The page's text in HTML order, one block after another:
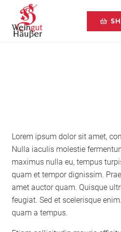
Lorem ipsum dolor sit amet,
Nulla iaculis molestie
maximus nulla eu, tempus
quam et tempor dignissim.
amet auctor quam. Quisque
feugiat. Sed et scelerisque
quam a tempus.